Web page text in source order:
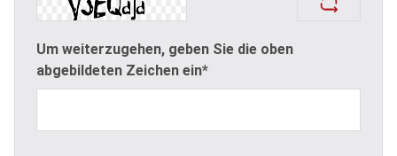
Um weiterzugehen, geben Sie die oben
abgebildeten Zeichen ein*